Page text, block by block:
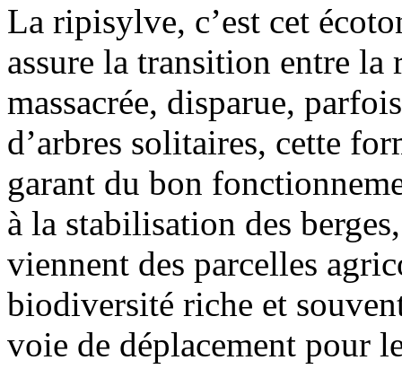
La ripisylve, c’est cet
assure la transition entre
massacrée, disparue,
d’arbres solitaires, cette
garant du bon
à la stabilisation des
viennent des parcelles
biodiversité riche et
voie de déplacement pour